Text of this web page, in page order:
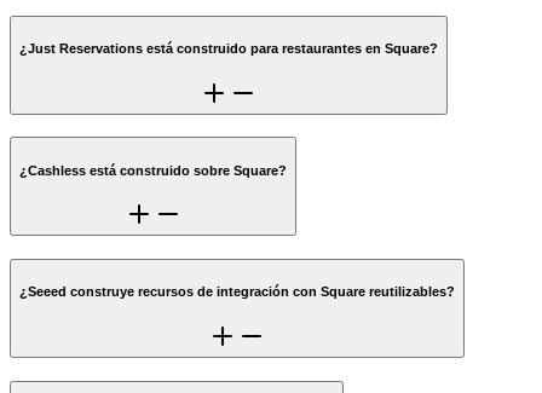
¿Just Reservations está construido para restaurantes en Square?
¿Cashless está construido sobre Square?
¿Seeed construye recursos de integración con Square reutilizables?